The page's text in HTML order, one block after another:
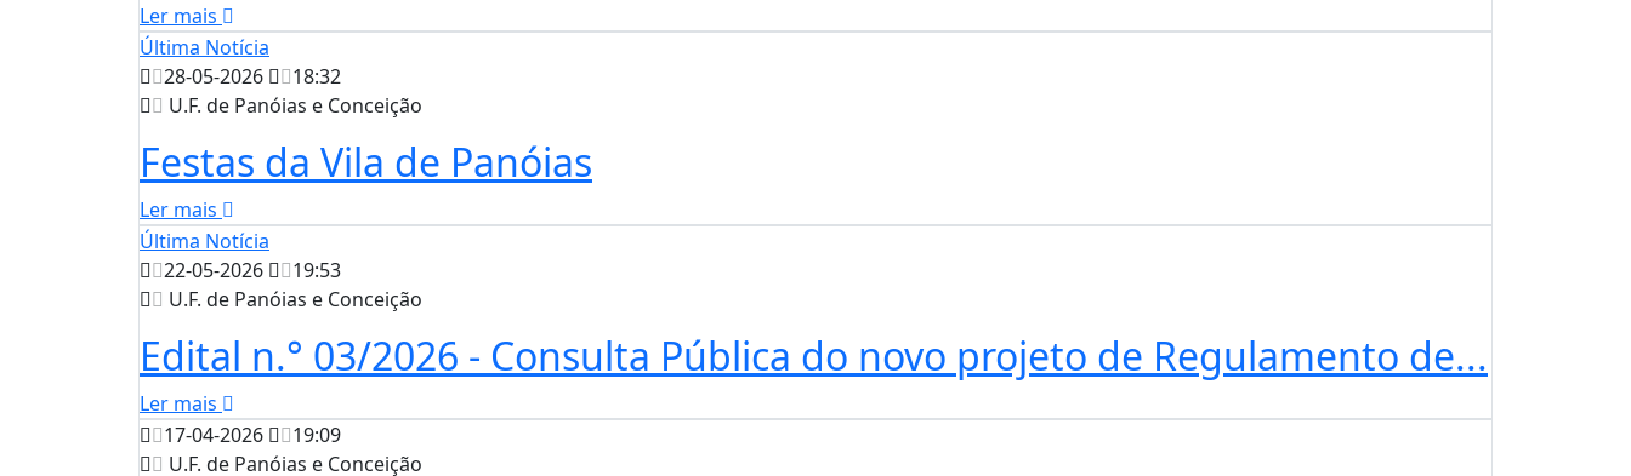
Ler mais
Última Notícia
28-05-2026
18:32
U.F. de Panóias e Conceição
Festas da Vila de Panóias
Ler mais
Última Notícia
22-05-2026
19:53
U.F. de Panóias e Conceição
Edital n.° 03/2026 - Consulta Pública do novo projeto de Regulamento de...
Ler mais
17-04-2026
19:09
U.F. de Panóias e Conceição